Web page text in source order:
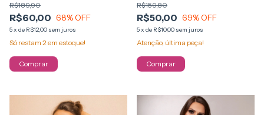
R$60,00
R$189,90
68% OFF
5x de R$12,00 sem juros
Só restam 2em estoque!
Comprar
R$50,00
R$159,80
69% OFF
5x de R$10,00 sem juros
Atenção, última peça!
Comprar